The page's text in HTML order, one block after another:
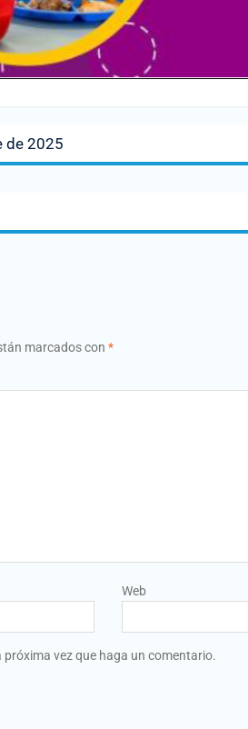
de 2025
marcados con *
Web
vez que haga un comentario.